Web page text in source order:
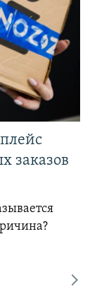
заказов